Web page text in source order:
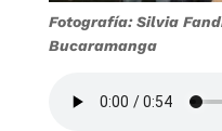
Fotografía: Silvia
Bucaramanga